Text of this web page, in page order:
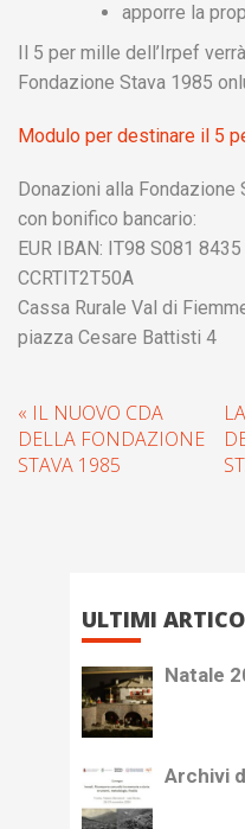
apporre la
Il 5 per mille dell’Irpef
Fondazione Stava 1985
Modulo per destinare il 5
Donazioni alla Fondazione
con bonifico bancario:
EUR IBAN: IT98 S081
CCRTIT2T50A
Cassa Rurale Val di
piazza Cesare Battisti 4
« IL NUOVO CDA
DELLA FONDAZIONE
STAVA 1985
ULTIMI
Natale
Archivi